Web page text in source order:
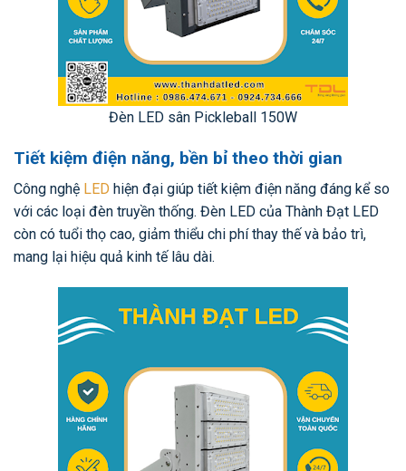
Đèn LED sân Pickleball 150W
Tiết kiệm điện năng, bền bỉ theo thời gian
Công nghệ LED hiện đại giúp tiết kiệm điện năng đáng kể so
với các loại đèn truyền thống. Đèn LED của Thành Đạt LED
còn có tuổi thọ cao, giảm thiểu chi phí thay thế và bảo trì,
mang lại hiệu quả kinh tế lâu dài.